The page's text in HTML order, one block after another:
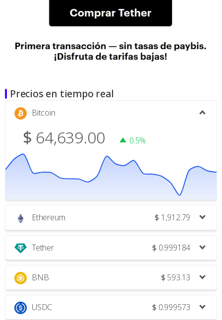
Precios en tiempo real
Bitcoin
$ 64,639.00 0.5%
Ethereum $ 1,912.79
Tether $ 0.999184
BNB $ 593.13
USDC $ 0.999573